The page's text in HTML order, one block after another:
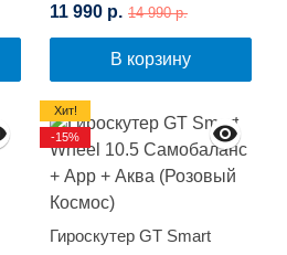
(Белый граффити)
11 990 р. 14 990 р.
В корзину
Гироскутер GT Smart
Хит!
-15%